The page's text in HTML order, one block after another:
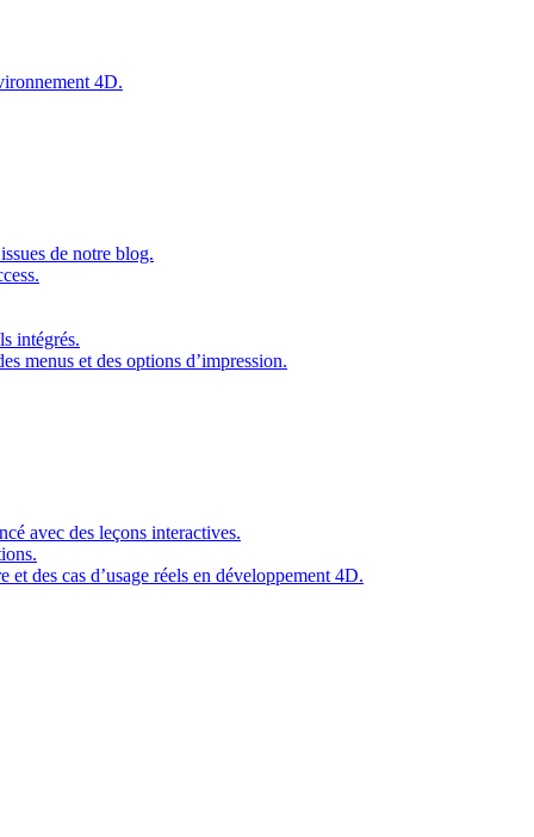
4D.
de notre blog.
intégrés.
menus et des options d’impression.
avec des leçons interactives.
des cas d’usage réels en développement 4D.